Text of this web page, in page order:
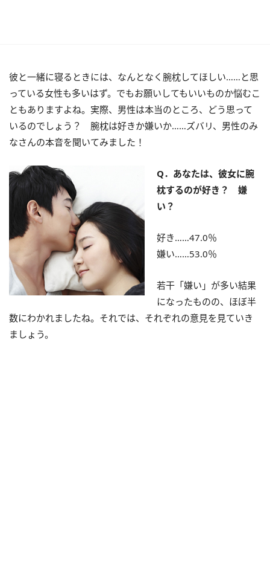
彼と一緒に寝るときには、なんとなく腕枕してほしい……と思
っている女性も多いはず。でもお願いしてもいいものか悩むこ
ともありますよね。実際、男性は本当のところ、どう思って
いるのでしょう？ 腕枕は好きか嫌いか……ズバリ、男性のみ
なさんの本音を聞いてみました！
Q．あなたは、彼女に腕
枕するのが好き？ 嫌
い？
好き……47.0％
嫌い……53.0％
若干「嫌い」が多い結果
になったものの、ほぼ半
数にわかれましたね。それでは、それぞれの意見を見ていき
ましょう。